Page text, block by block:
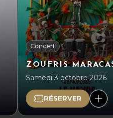
Concert
ZOUFRIS
Samedi 3 octobre 2026
RÉSERVER